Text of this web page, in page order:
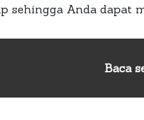
sehingga Anda dapat
Baca